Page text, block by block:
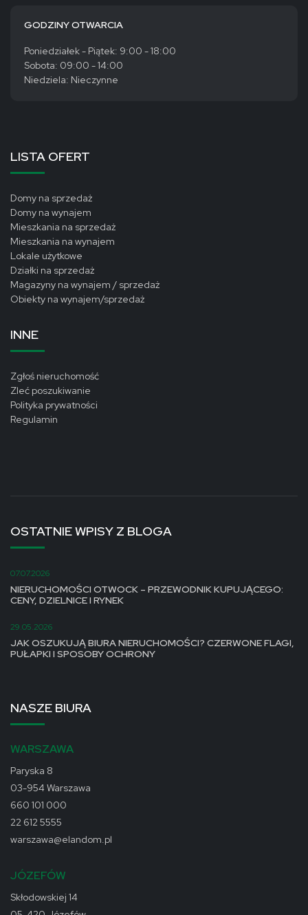
GODZINY OTWARCIA
Poniedziałek - Piątek: 9:00 - 18:00
Sobota: 09:00 - 14:00
Niedziela: Nieczynne
LISTA OFERT
Domy na sprzedaż
Domy na wynajem
Mieszkania na sprzedaż
Mieszkania na wynajem
Lokale użytkowe
Działki na sprzedaż
Magazyny na wynajem / sprzedaż
Obiekty na wynajem/sprzedaż
INNE
Zgłoś nieruchomość
Zleć poszukiwanie
Polityka prywatności
Regulamin
OSTATNIE WPISY Z BLOGA
07.07.2026
NIERUCHOMOŚCI OTWOCK – PRZEWODNIK KUPUJĄCEGO:
CENY, DZIELNICE I RYNEK
29.05.2026
JAK OSZUKUJĄ BIURA NIERUCHOMOŚCI? CZERWONE FLAGI,
PUŁAPKI I SPOSOBY OCHRONY
NASZE BIURA
WARSZAWA
Paryska 8
03-954 Warszawa
660 101 000
22 612 5555
warszawa@elandom.pl
JÓZEFÓW
Skłodowskiej 14